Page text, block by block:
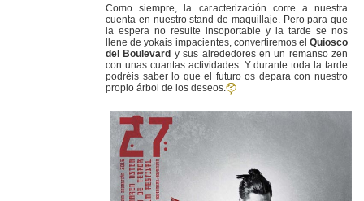
Como siempre, la caracterización corre a nuestra
cuenta en nuestro stand de maquillaje. Pero para que
la espera no resulte insoportable y la tarde se nos
llene de yokais impacientes, convertiremos el Quiosco
del Boulevard y sus alrededores en un remanso zen
con unas cuantas actividades. Y durante toda la tarde
podréis saber lo que el futuro os depara con nuestro
propio árbol de los deseos.